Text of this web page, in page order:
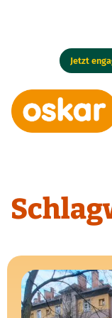
Jetzt